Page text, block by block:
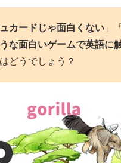
カードじゃ面白くない 」「
な面白いゲームで英語に
どうでしょう？